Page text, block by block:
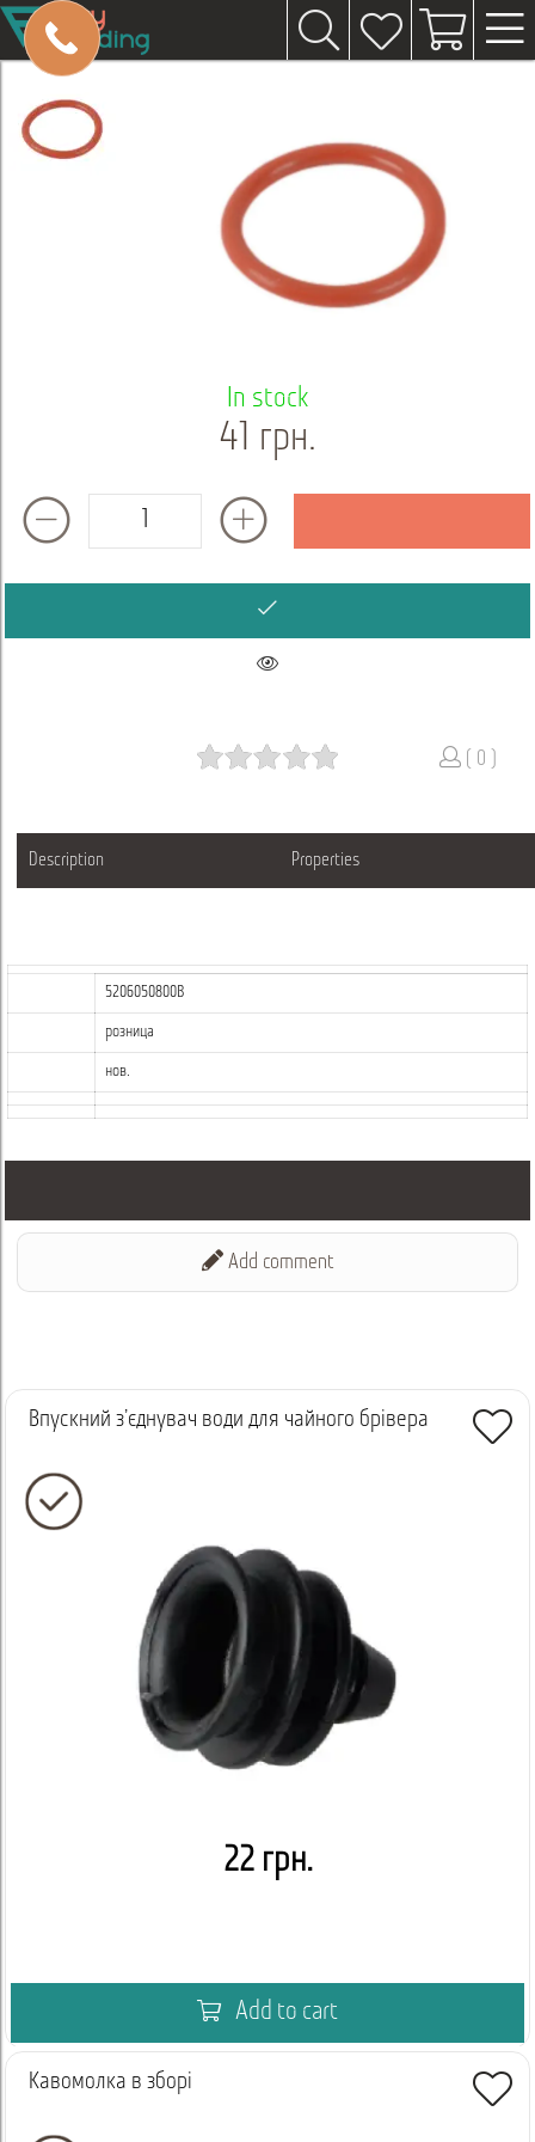
In stock
41 грн.
( 0 )
Description Properties
5206050800B
розница
нов.
Add comment
Впускний з’єднувач води для чайного брівера
22 грн.
Add to cart
Кавомолка в зборі